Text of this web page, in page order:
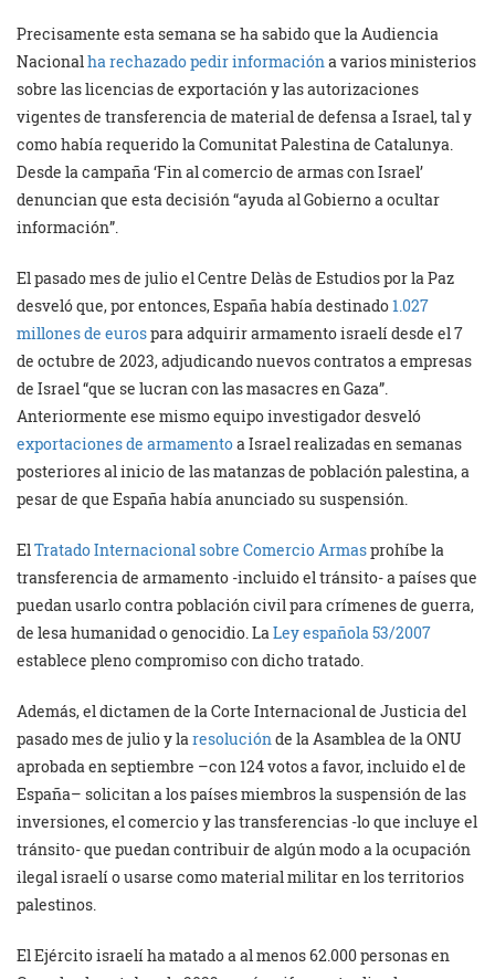
Precisamente esta semana se ha sabido que la Audiencia
Nacionalha rechazado pedir informacióna varios ministerios
sobre las licencias de exportación y las autorizaciones
vigentes de transferencia de material de defensa a Israel, tal y
como había requerido la Comunitat Palestina de Catalunya.
Desde la campaña ‘Fin al comercio de armas con Israel’
denuncian que esta decisión “ayuda al Gobierno a ocultar
información”.
El pasado mes de julio el Centre Delàs de Estudios por la Paz
desveló que, por entonces, España había destinado1.027
millones de eurospara adquirir armamento israelí desde el 7
de octubre de 2023, adjudicando nuevos contratos a empresas
de Israel “que se lucran con las masacres en Gaza”.
Anteriormente ese mismo equipo investigador desveló
exportaciones de armamentoa Israel realizadas en semanas
posteriores al inicio de las matanzas de población palestina, a
pesar de que España había anunciado su suspensión.
ElTratado Internacional sobre Comercio Armasprohíbe la
transferencia de armamento -incluido el tránsito- a países que
puedan usarlo contra población civil para crímenes de guerra,
de lesa humanidad o genocidio. LaLey española 53/2007
establece pleno compromiso con dicho tratado.
Además, el dictamen de la Corte Internacional de Justicia del
pasado mes de julio y laresoluciónde la Asamblea de la ONU
aprobada en septiembre –con 124 votos a favor, incluido el de
España– solicitan a los países miembros la suspensión de las
inversiones, el comercio y las transferencias -lo que incluye el
tránsito- que puedan contribuir de algún modo a la ocupación
ilegal israelí o usarse como material militar en los territorios
palestinos.
El Ejército israelí ha matado a al menos 62.000 personas en